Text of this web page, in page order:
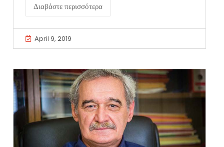
Διαβάστε περισσότερα
April 9, 2019